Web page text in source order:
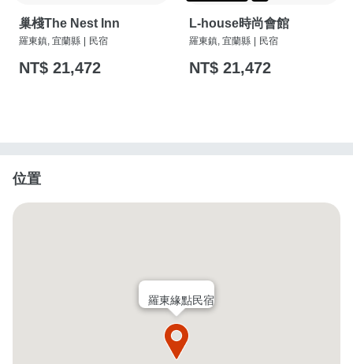
巢棧The Nest Inn
羅東鎮, 宜蘭縣 | 民宿
NT$ 21,472
L-house時尚會館
羅東鎮, 宜蘭縣 | 民宿
NT$ 21,472
位置
羅東緣點民宿